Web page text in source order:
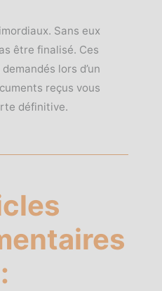
Sans eux
être finalisé. Ces
lors d’un
reçus vous
définitive.
: